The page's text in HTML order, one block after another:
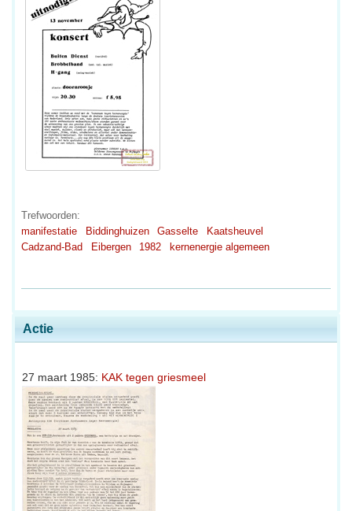
Actie
27 maart 1985: KAK tegen griesmeel
Trefwoorden:
manifestatie
Biddinghuizen Gasselte
Kaatsheuvel
Cadzand-Bad
Eibergen 1982 kernenergie algemeen